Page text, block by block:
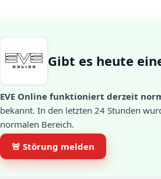
Gibt es heute
EVE Online funktioniert derzeit
bekannt. In den letzten 24 Stunden
normalen Bereich.
🚨 Störung melden